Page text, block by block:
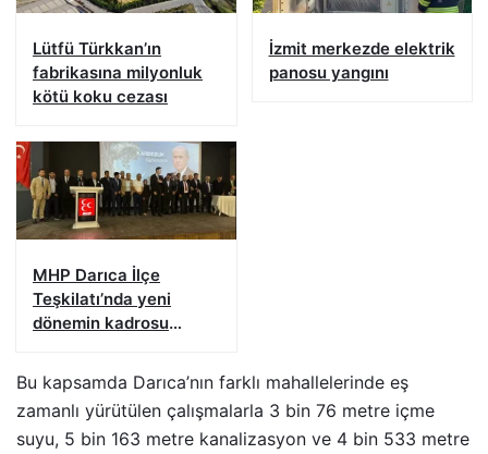
Lütfü Türkkan’ın
fabrikasına milyonluk
kötü koku cezası
İzmit merkezde elektrik
panosu yangını
MHP Darıca İlçe
Teşkilatı’nda yeni
dönemin kadrosu
Bu kapsamda Darıca’nın farklı mahallelerinde eş
zamanlı yürütülen çalışmalarla 3 bin 76 metre içme
suyu, 5 bin 163 metre kanalizasyon ve 4 bin 533 metre